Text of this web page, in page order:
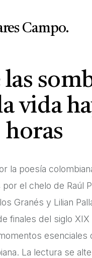
Campo.
vida
horas
la poesía
el chelo de Raúl
Granés y Lilian
finales del siglo XIX
esenciales
La lectura se